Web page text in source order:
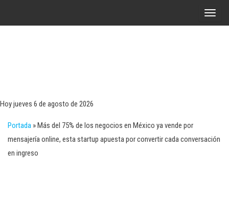
A
a
Hoy jueves 6 de agosto de 2026
Portada »Más del 75% de los negocios en México ya vende por
mensajería online, esta startup apuesta por convertir cada conversación
en ingreso